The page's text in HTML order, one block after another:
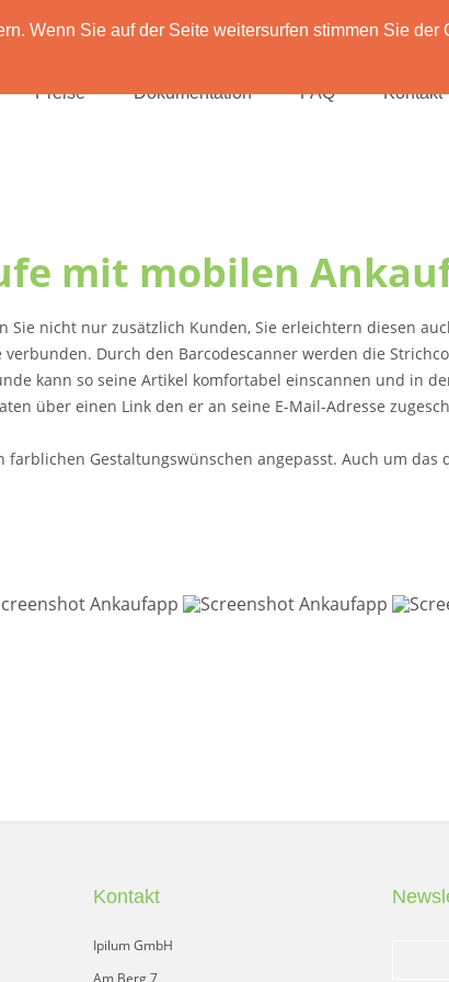
Wenn Sie auf der Seite weitersurfen stimmen Sie der
Preise Dokumentation FAQ Kontakt
mit mobilen
nicht nur zusätzlich Kunden, Sie erleichtern diesen
Durch den Barcodescanner werden die
kann so seine Artikel komfortabel einscannen und in
über einen Link den er an seine E-Mail-Adresse
Gestaltungswünschen angepasst. Auch um
Kontakt
Ipilum GmbH
Am Berg 7